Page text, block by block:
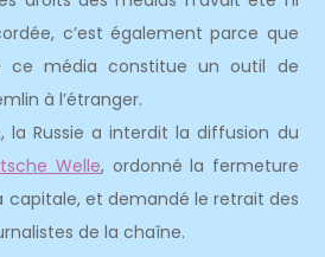
c’est également parce que
ce média constitue un outil de
à l’étranger.
Russie a interdit la diffusion du
Welle, ordonné la fermeture
capitale, et demandé le retrait des
de la chaîne.